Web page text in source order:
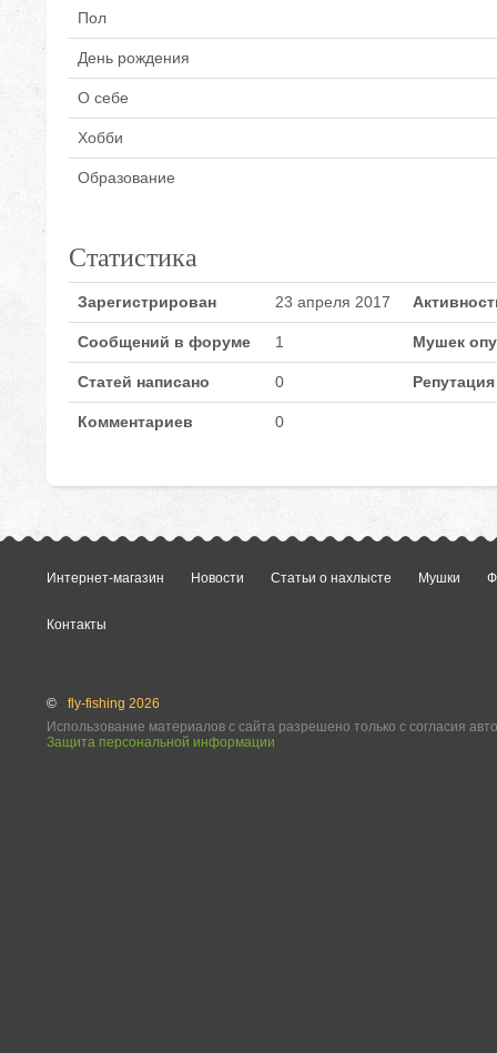
Пол
День рождения
О себе
Хобби
Образование
Статистика
Зарегистрирован 23 апреля 2017
Сообщений в форуме 1 Мушек
Статей написано 0 Репутация
Комментариев 0
Интернет-магазин Новости Статьи о нахлысте Мушки
Контакты
©
fly-fishing 2026
Использование материалов с сайта разрешено только с согласия
Защита персональной информации